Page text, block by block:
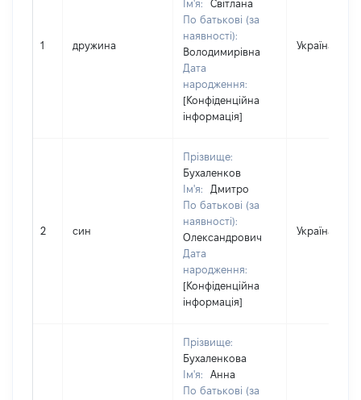
1 дружина
Ім'я:
Світлана
По батькові (за
наявності):
Володимирівна
Дата
народження:
[Конфіденційна
інформація]
Україна
2 син
Прізвище:
Бухаленков
Ім'я:
Дмитро
По батькові (за
наявності):
Олександрович
Дата
народження:
[Конфіденційна
інформація]
Україна
Прізвище:
Бухаленкова
Ім'я:
Анна
По батькові (за